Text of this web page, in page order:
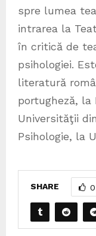
spre lumea
intrarea la
în critică de
psihologiei.
literatură
portugheză,
Universităţii
Psihologie, la
SHARE 0